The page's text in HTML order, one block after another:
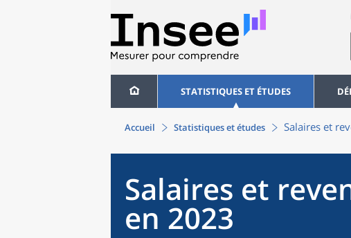
STATISTIQUES ET ÉTUDES
Accueil Statistiques et études Salaires et
Salaires et
en 2023